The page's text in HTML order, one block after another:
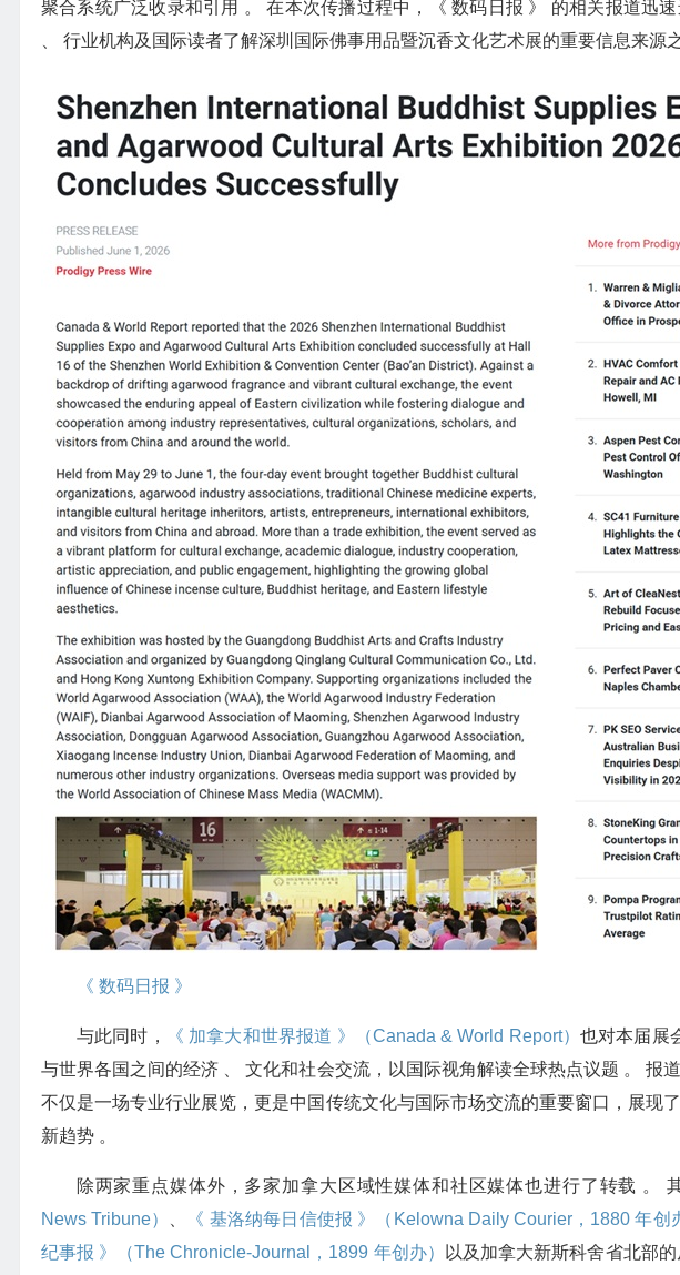
聚合系统广泛收录和引用 。 在本次传播过程中，《 数码日报 》 的相关报道迅
、 行业机构及国际读者了解深圳国际佛事用品暨沉香文化艺术展的重要信息来源之
《 数码日报 》
与此同时， 《 加拿大和世界报道 》（Canada & World Report） 也对本届展
与世界各国之间的经济 、 文化和社会交流，以国际视角解读全球热点议题 。 报
不仅是一场专业行业展览，更是中国传统文化与国际市场交流的重要窗口，展现
新趋势 。
除两家重点媒体外，多家加拿大区域性媒体和社区媒体也进行了转载 。
News Tribune）
《 基洛纳每日信使报 》（Kelowna Daily Courier，1880 年创
纪事报 》（The Chronicle-Journal，1899 年创办）
以及加拿大新斯科舍省北部